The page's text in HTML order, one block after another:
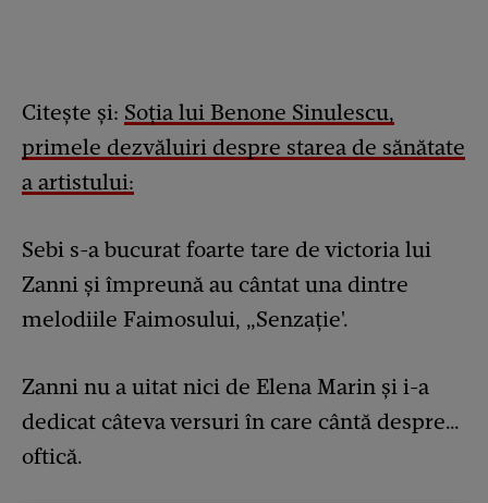
Citește și: Soția lui Benone Sinulescu,
primele dezvăluiri despre starea de sănătate
a artistului:
Sebi s-a bucurat foarte tare de victoria lui
Zanni și împreună au cântat una dintre
melodiile Faimosului, „Senzație'.
Zanni nu a uitat nici de Elena Marin și i-a
dedicat câteva versuri în care cântă despre…
oftică.